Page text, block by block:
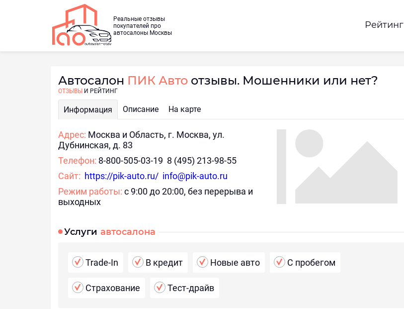
Реальные отзывы
покупателей про
автосалоны Москвы
Рейтинг
Автосалон ПИК Авто отзывы. Мошенники или нет?
ОТЗЫВЫ И РЕЙТИНГ
Информация Описание На карте
Адрес: Москва и Область, г. Москва, ул.
Дубнинская, д. 83
Телефон: 8-800-505-03-19 8 (495) 213-98-55
Сайт: https://pik-auto.ru/ info@pik-auto.ru
Режим работы: с 9:00 до 20:00, без перерыва и
выходных
Услуги автосалона
Trade-In В кредит Новые авто С пробегом
Страхование Тест-драйв